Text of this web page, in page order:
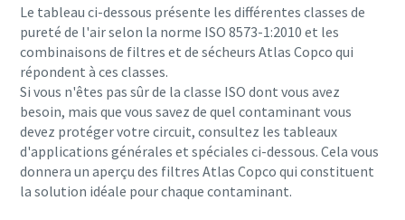
Le tableau ci-dessous présente les différentes classes de
pureté de l'air selon la norme ISO 8573-1:2010 et les
combinaisons de filtres et de sécheurs Atlas Copco qui
répondent à ces classes.
Si vous n'êtes pas sûr de la classe ISO dont vous avez
besoin, mais que vous savez de quel contaminant vous
devez protéger votre circuit, consultez les tableaux
d'applications générales et spéciales ci-dessous. Cela vous
donnera un aperçu des filtres Atlas Copco qui constituent
la solution idéale pour chaque contaminant.